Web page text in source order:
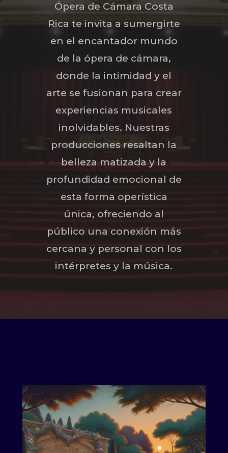
Ópera de Cámara Costa
Rica te invita a sumergirte
en el encantador mundo
de la ópera de cámara,
donde la intimidad y el
arte se fusionan para crear
experiencias musicales
inolvidables. Nuestras
producciones resaltan la
belleza matizada y la
profundidad emocional de
esta forma operística
única, ofreciendo al
público una conexión más
cercana y personal con los
intérpretes y la música.